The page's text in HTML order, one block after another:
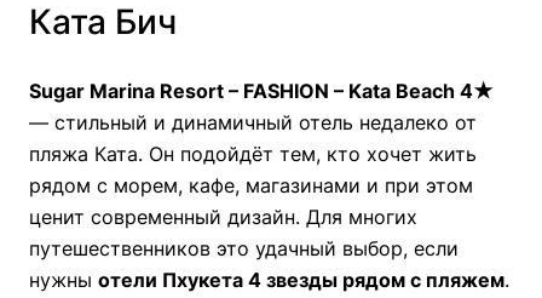
Ката Бич
Sugar Marina Resort – FASHION – Kata Beach 4★
— стильный и динамичный отель недалеко от
пляжа Ката. Он подойдёт тем, кто хочет жить
рядом с морем, кафе, магазинами и при этом
ценит современный дизайн. Для многих
путешественников это удачный выбор, если
нужны отели Пхукета 4 звезды рядом с пляжем.